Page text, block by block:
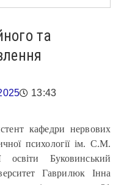
та
13:43
кафедри нервових
психології ім. С.М.
Буковинський
Гаврилюк Інна